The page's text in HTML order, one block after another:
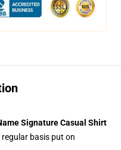
Signature Casual Shirt
basis put on